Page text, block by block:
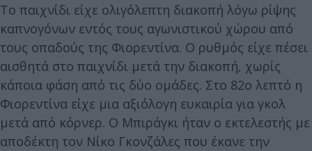
To παιχνίδι είχε ολιγόλεπτη διακοπή λόγω ρίψης
καπνογόνων εντός τους αγωνιστικού χώρου από
τους οπαδούς της Φιορεντίνα. O ρυθμός είχε πέσει
αισθητά στο παιχνίδι μετά την διακοπή, χωρίς
κάποια φάση από τις δύο ομάδες. Στο 82ο λεπτό η
Φιορεντίνα είχε μια αξιόλογη ευκαιρία για γκολ
μετά από κόρνερ. Ο Μπιράγκι ήταν ο εκτελεστής με
αποδέκτη τον Νίκο Γκονζάλες που έκανε την